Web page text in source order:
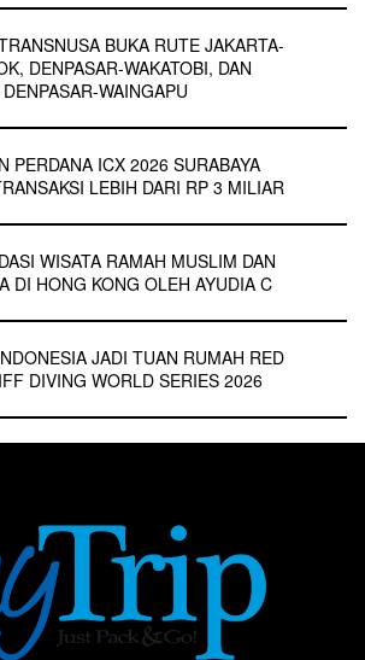
BUKA RUTE JAKARTA-
DENPASAR-WAKATOBI, DAN
DENPASAR-WAINGAPU
PERDANA ICX 2026 SURABAYA
LEBIH DARI RP 3 MILIAR
WISATA RAMAH MUSLIM DAN
DI HONG KONG OLEH AYUDIA C
JADI TUAN RUMAH RED
DIVING WORLD SERIES 2026